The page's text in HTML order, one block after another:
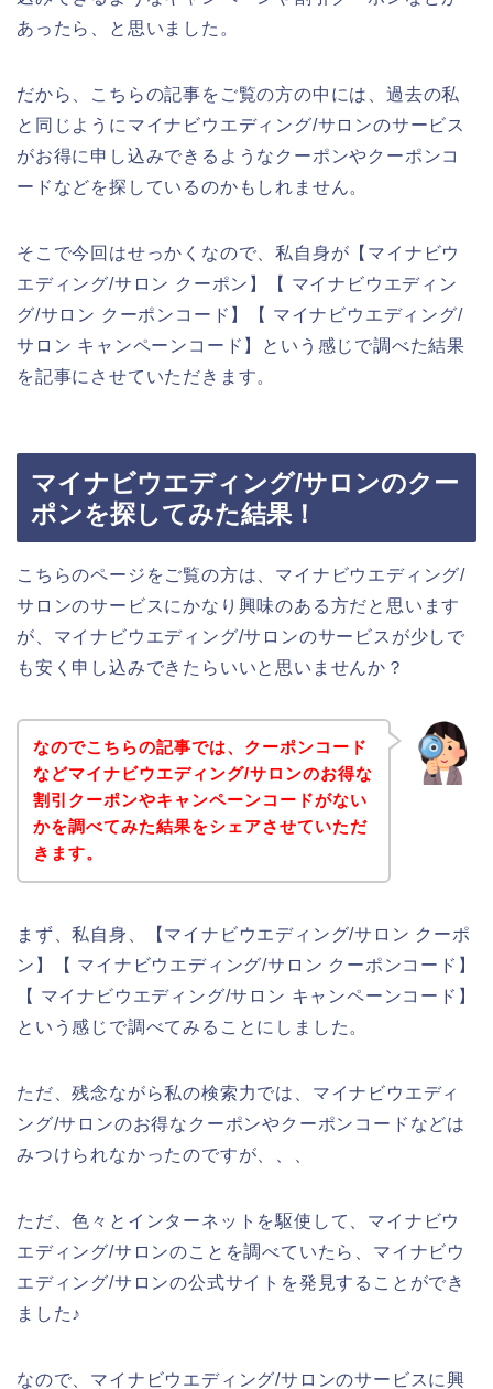
あったら、と思いました。
だから、こちらの記事をご覧の方の中には、過去の私
と同じようにマイナビウエディング/サロンのサービス
がお得に申し込みできるようなクーポンやクーポンコ
ードなどを探しているのかもしれません。
そこで今回はせっかくなので、私自身が【マイナビウ
エディング/サロン クーポン】【 マイナビウエディン
グ/サロン クーポンコード】【 マイナビウエディング/
サロン キャンペーンコード】という感じで調べた結果
を記事にさせていただきます。
マイナビウエディング/サロンのクー
ポンを探してみた結果！
こちらのページをご覧の方は、マイナビウエディング/
サロンのサービスにかなり興味のある方だと思います
が、マイナビウエディング/サロンのサービスが少しで
も安く申し込みできたらいいと思いませんか？
なのでこちらの記事では、クーポンコード
などマイナビウエディング/サロンのお得な
割引クーポンやキャンペーンコードがない
かを調べてみた結果をシェアさせていただ
きます。
まず、私自身、【マイナビウエディング/サロン クーポ
ン】【 マイナビウエディング/サロン クーポンコード】
【 マイナビウエディング/サロン キャンペーンコード】
という感じで調べてみることにしました。
ただ、残念ながら私の検索力では、マイナビウエディ
ング/サロンのお得なクーポンやクーポンコードなどは
みつけられなかったのですが、、、
ただ、色々とインターネットを駆使して、マイナビウ
エディング/サロンのことを調べていたら、マイナビウ
エディング/サロンの公式サイトを発見することができ
ました♪
なので、マイナビウエディング/サロンのサービスに興